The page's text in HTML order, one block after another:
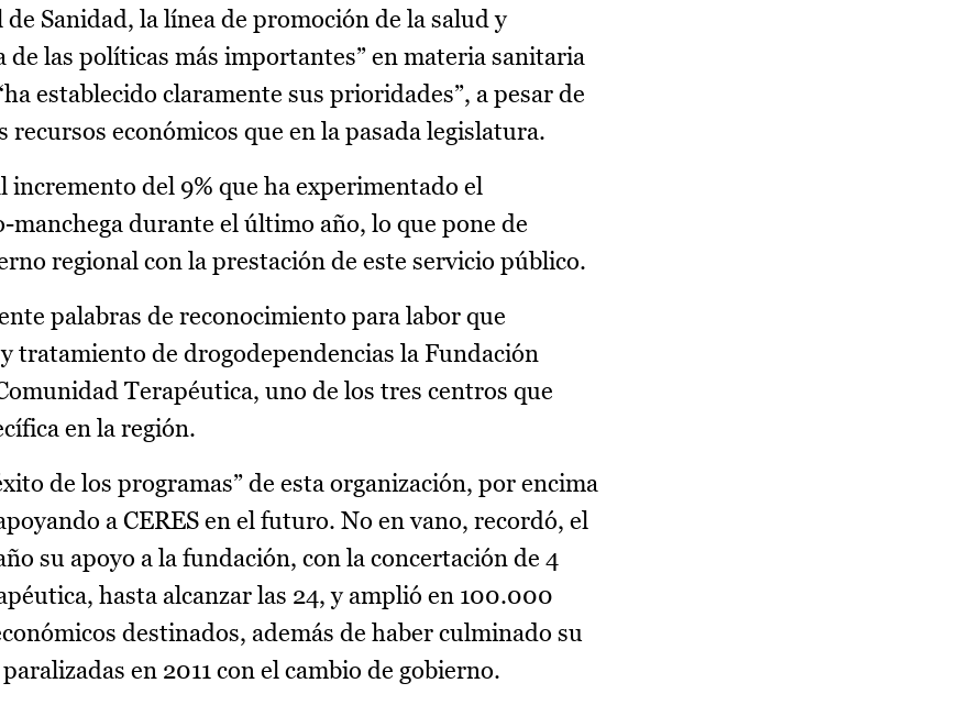
Sanidad, la línea de promoción de la salud y
de las políticas más importantes” en materia sanitaria
establecido claramente sus prioridades”, a pesar de
económicos que en la pasada legislatura.
incremento del 9% que ha experimentado el
durante el último año, lo que pone de
regional con la prestación de este servicio público.
palabras de reconocimiento para labor que
tratamiento de drogodependencias la Fundación
Terapéutica, uno de los tres centros que
en la región.
de los programas” de esta organización, por encima
a CERES en el futuro. No en vano, recordó, el
su apoyo a la fundación, con la concertación de 4
hasta alcanzar las 24, y amplió en 100.000
destinados, además de haber culminado su
en 2011 con el cambio de gobierno.